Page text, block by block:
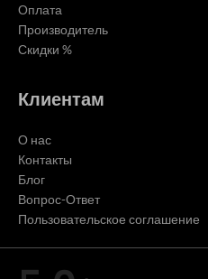
Оплата
Производитель
Скидки %
Клиентам
О нас
Контакты
Блог
Вопрос-Ответ
Пользовательское соглашение